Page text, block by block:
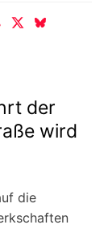
der
wird
die